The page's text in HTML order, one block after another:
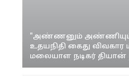
"அண்ணனும் அண்ணியும்
உதயநிதி கைது விவகார